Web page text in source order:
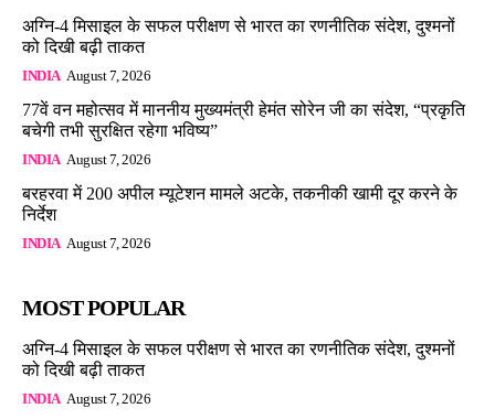
अग्नि-4 मिसाइल के सफल परीक्षण से भारत का रणनीतिक संदेश, दुश्मनों
को दिखी बढ़ी ताकत
INDIA August 7, 2026
77वें वन महोत्सव में माननीय मुख्यमंत्री हेमंत सोरेन जी का संदेश, “प्रकृति
बचेगी तभी सुरक्षित रहेगा भविष्य”
INDIA August 7, 2026
बरहरवा में 200 अपील म्यूटेशन मामले अटके, तकनीकी खामी दूर करने के
निर्देश
INDIA August 7, 2026
MOST POPULAR
अग्नि-4 मिसाइल के सफल परीक्षण से भारत का रणनीतिक संदेश, दुश्मनों
को दिखी बढ़ी ताकत
INDIA August 7, 2026